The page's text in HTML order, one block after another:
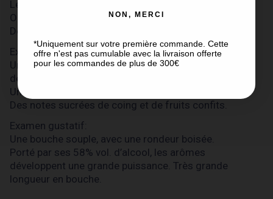
Le Cognac "Barrique 89" présente une robe Rousse
Orangée.
Des reflets d’Or et une grande brillance.
Examen olfactif:
Un Cognac aux arômes boisés avec un dominante
de Cèdre.
Un bouquet d’épices: cannelle et poivre noir.
Des notes sucrées de coing et de fruits confits.
Examen gustatif:
Une bouche souple, avec une rondeur boisée.
Porté par ses 58% vol. d’alcool, les arômes
développent une grande puissance. Très grande
longueur en bouche.
NON, MERCI
*Uniquement sur votre première commande. Cette
offre n'est pas cumulable avec la livraison offerte
pour les commandes de plus de 300€